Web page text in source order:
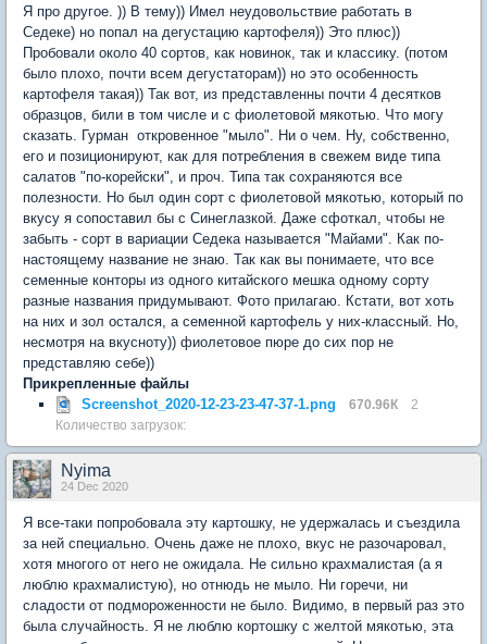
Я про другое. )) В тему)) Имел неудовольствие работать в
Седеке) но попал на дегустацию картофеля)) Это плюс))
Пробовали около 40 сортов, как новинок, так и классику. (потом
было плохо, почти всем дегустаторам)) но это особенность
картофеля такая)) Так вот, из представленны почти 4 десятков
образцов, били в том числе и с фиолетовой мякотью. Что могу
сказать. Гурман откровенное "мыло". Ни о чем. Ну, собственно,
его и позиционируют, как для потребления в свежем виде типа
салатов "по-корейски", и проч. Типа так сохраняются все
полезности. Но был один сорт с фиолетовой мякотью, который по
вкусу я сопоставил бы с Синеглазкой. Даже сфоткал, чтобы не
забыть - сорт в вариации Седека называется "Майами". Как по-
настоящему название не знаю. Так как вы понимаете, что все
семенные конторы из одного китайского мешка одному сорту
разные названия придумывают. Фото прилагаю. Кстати, вот хоть
на них и зол остался, а семенной картофель у них-классный. Но,
несмотря на вкусноту)) фиолетовое пюре до сих пор не
представляю себе))
Прикрепленные файлы
Screenshot_2020-12-23-23-47-37-1.png
670.96К
2
Количество загрузок:
Nyima
24 Dec 2020
Я все-таки попробовала эту картошку, не удержалась и съездила
за ней специально. Очень даже не плохо, вкус не разочаровал,
хотя многого от него не ожидала. Не сильно крахмалистая (а я
люблю крахмалистую), но отнюдь не мыло. Ни горечи, ни
сладости от подмороженности не было. Видимо, в первый раз это
была случайность. Я не люблю кортошку с желтой мякотью, эта